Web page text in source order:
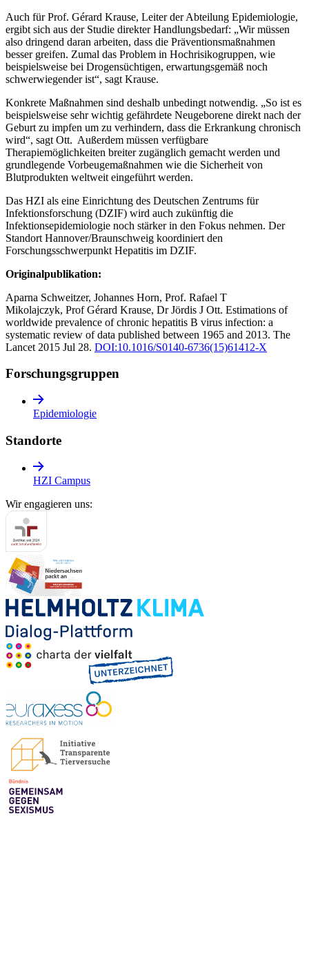
Auch für Prof. Gérard Krause, Leiter der Abteilung Epidemiologie,
ergibt sich aus der Studie direkter Handlungsbedarf: „Wir müssen
also dringend daran arbeiten, dass die Präventionsmaßnahmen
besser greifen. Zumal das Problem in Hochrisikogruppen, wie
beispielsweise bei Drogensüchtigen, erwartungsgemäß noch
schwerwiegender ist“, sagt Krause.
Konkrete Maßnahmen sind deshalb unbedingt notwendig. „So ist es
beispielsweise sehr wichtig gefährdete Neugeborene direkt nach der
Geburt zu impfen um zu verhindern, dass die Erkrankung chronisch
wird“, sagt Ott. Außerdem müssen verfügbare
Therapiemöglichkeiten breiter zugänglich gemacht werden und
grundlegende Vorbeugemaßnahmen wie die Sicherheit von
Blutprodukten weltweit eingeführt werden.
Das HZI als eine Einrichtung des Deutschen Zentrums für
Infektionsforschung (DZIF) wird auch zukünftig die
Infektionsepidemiologie noch stärker in den Fokus nehmen. Der
Standort Hannover/Braunschweig koordiniert den
Forschungsschwerpunkt Hepatitis im DZIF.
Originalpublikation:
Aparna Schweitzer, Johannes Horn, Prof. Rafael T
Mikolajczyk, Prof Gérard Krause, Dr Jördis J Ott. Estimations of
worldwide prevalence of chronic hepatitis B virus infection: a
systematic review of data published between 1965 and 2013. The
Lancet 2015 Jul 28. DOI:10.1016/S0140-6736(15)61412-X
Forschungs­gruppen
Epidemiologie
Standorte
HZI Campus
Wir engagieren uns: